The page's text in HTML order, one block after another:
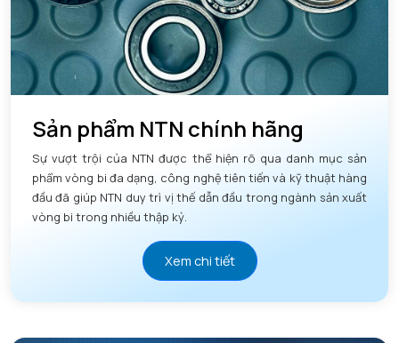
Sản phẩm NTN chính hãng
Sự vượt trội của NTN được thể hiện rõ qua danh mục sản
phẩm vòng bi đa dạng, công nghệ tiên tiến và kỹ thuật hàng
đầu đã giúp NTN duy trì vị thế dẫn đầu trong ngành sản xuất
vòng bi trong nhiều thập kỷ.
Xem chi tiết